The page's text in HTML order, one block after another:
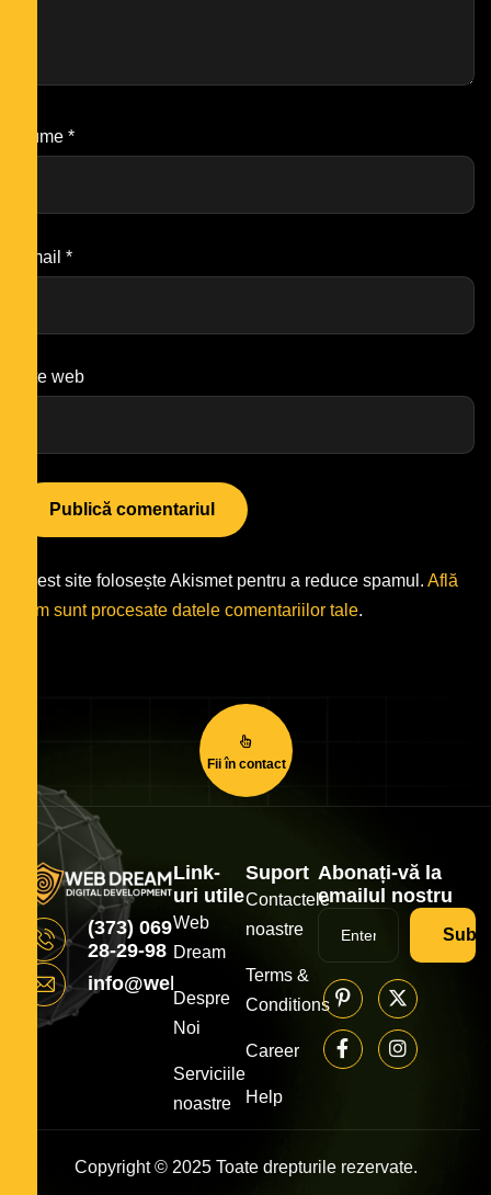
Nume *
Email *
Site web
Acest site folosește Akismet pentru a reduce spamul. Află
cum sunt procesate datele comentariilor tale.
Fii în contact
(373) 069
28-29-98
info@webdream.md
Link-
uri utile
Web
Dream
Despre
Noi
Serviciile
noastre
Suport
Contactele
noastre
Terms &
Conditions
Career
Help
Abonați-vă la
emailul nostru
Copyright © 2025 Toate drepturile rezervate.